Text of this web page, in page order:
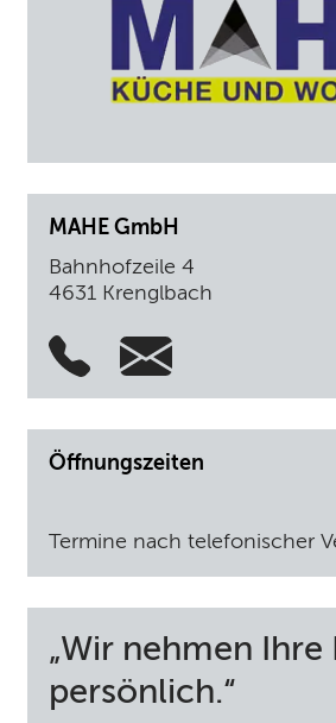
MAHE GmbH
Bahnhofzeile 4
4631 Krenglbach
Öffnungszeiten
Termine nach telefonischer
„Wir nehmen Ihre
persönlich.“